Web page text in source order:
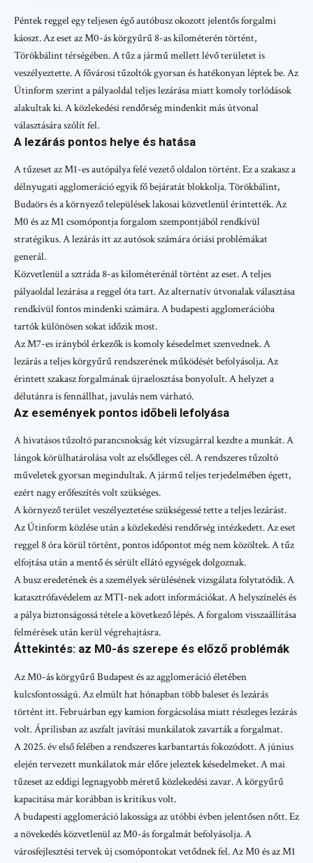
Péntek reggel egy teljesen égő autóbusz okozott jelentős forgalmi
káoszt. Az eset az M0-ás körgyűrű 8-as kilométerén történt,
Törökbálint térségében. A tűz a jármű mellett lévő területet is
veszélyeztette. A fővárosi tűzoltók gyorsan és hatékonyan léptek be. Az
Útinform szerint a pályaoldal teljes lezárása miatt komoly torlódások
alakultak ki. A közlekedési rendőrség mindenkit más útvonal
választására szólít fel.
A lezárás pontos helye és hatása
A tűzeset az M1-es autópálya felé vezető oldalon történt. Ez a szakasz a
délnyugati agglomeráció egyik fő bejáratát blokkolja. Törökbálint,
Budaörs és a környező települések lakosai közvetlenül érintették. Az
M0 és az M1 csomópontja forgalom szempontjából rendkívül
stratégikus. A lezárás itt az autósok számára óriási problémákat
generál.
Közvetlenül a sztráda 8-as kilométerénál történt az eset. A teljes
pályaoldal lezárása a reggel óta tart. Az alternatív útvonalak választása
rendkívül fontos mindenki számára. A budapesti agglomerációba
tartók különösen sokat időzik most.
Az M7-es irányból érkezők is komoly késedelmet szenvednek. A
lezárás a teljes körgyűrű rendszerének működését befolyásolja. Az
érintett szakasz forgalmának újraelosztása bonyolult. A helyzet a
délutánra is fennállhat, javulás nem várható.
Az események pontos időbeli lefolyása
A hivatásos tűzoltó parancsnokság két vízsugárral kezdte a munkát. A
lángok körülhatárolása volt az elsődleges cél. A rendszeres tűzoltó
műveletek gyorsan megindultak. A jármű teljes terjedelmében égett,
ezért nagy erőfeszítés volt szükséges.
A környező terület veszélyeztetése szükségessé tette a teljes lezárást.
Az Útinform közlése után a közlekedési rendőrség intézkedett. Az eset
reggel 8 óra körül történt, pontos időpontot még nem közöltek. A tűz
elfojtása után a mentő és sérült ellátó egységek dolgoznak.
A busz eredetének és a személyek sérülésének vizsgálata folytatódik. A
katasztrófavédelem az MTI-nek adott információkat. A helyszínelés és
a pálya biztonságossá tétele a következő lépés. A forgalom visszaállítása
felmérések után kerül végrehajtásra.
Áttekintés: az M0-ás szerepe és előző problémák
Az M0-ás körgyűrű Budapest és az agglomeráció életében
kulcsfontosságú. Az elmúlt hat hónapban több baleset és lezárás
történt itt. Februárban egy kamion forgácsolása miatt részleges lezárás
volt. Áprilisban az aszfalt javítási munkálatok zavarták a forgalmat.
A 2025. év első felében a rendszeres karbantartás fokozódott. A június
elején tervezett munkálatok már előre jeleztek késedelmeket. A mai
tűzeset az eddigi legnagyobb méretű közlekedési zavar. A körgyűrű
kapacitása már korábban is kritikus volt.
A budapesti agglomeráció lakossága az utóbbi évben jelentősen nőtt. Ez
a növekedés közvetlenül az M0-ás forgalmát befolyásolja. A
városfejlesztési tervek új csomópontokat vetődnek fel. Az M0 és az M1